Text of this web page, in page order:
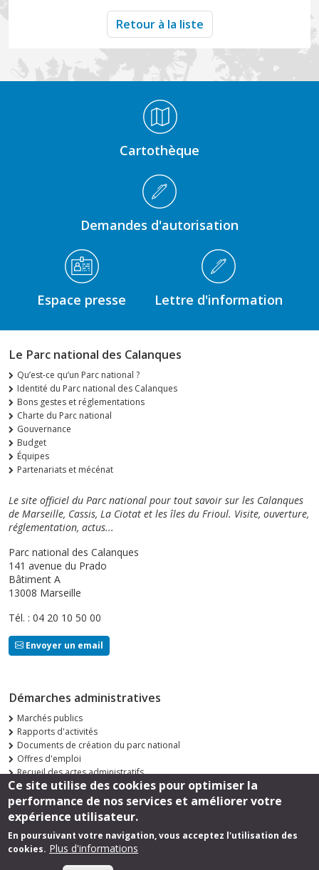
Retour à la liste
Cartothèque
Demandes d'autorisation
Espace presse Lettre d'information
Le Parc national des Calanques
Qu’est-ce qu’un Parc national ?
Identité du Parc national des Calanques
Bons gestes et réglementations
Charte du Parc national
Gouvernance
Budget
Équipes
Partenariats et mécénat
Le site officiel du Parc national pour tout savoir sur les Calanques
de Marseille, Cassis, La Ciotat et les îles du Frioul. Visite, ouverture,
réglementation, actus...
Parc national des Calanques
141 avenue du Prado
Bâtiment A
13008 Marseille
Tél. : 04 20 10 50 00
Envoyer un email
Démarches administratives
Marchés publics
Rapports d'activités
Documents de création du parc national
Offres d'emploi
Recueil des actes administratifs
Consultations publiques
Suivez-nous
Ce site utilise des cookies pour optimiser la
performance de nos services et améliorer votre
expérience utilisateur.
En poursuivant votre navigation, vous acceptez l'utilisation des
cookies. Plus d'informations